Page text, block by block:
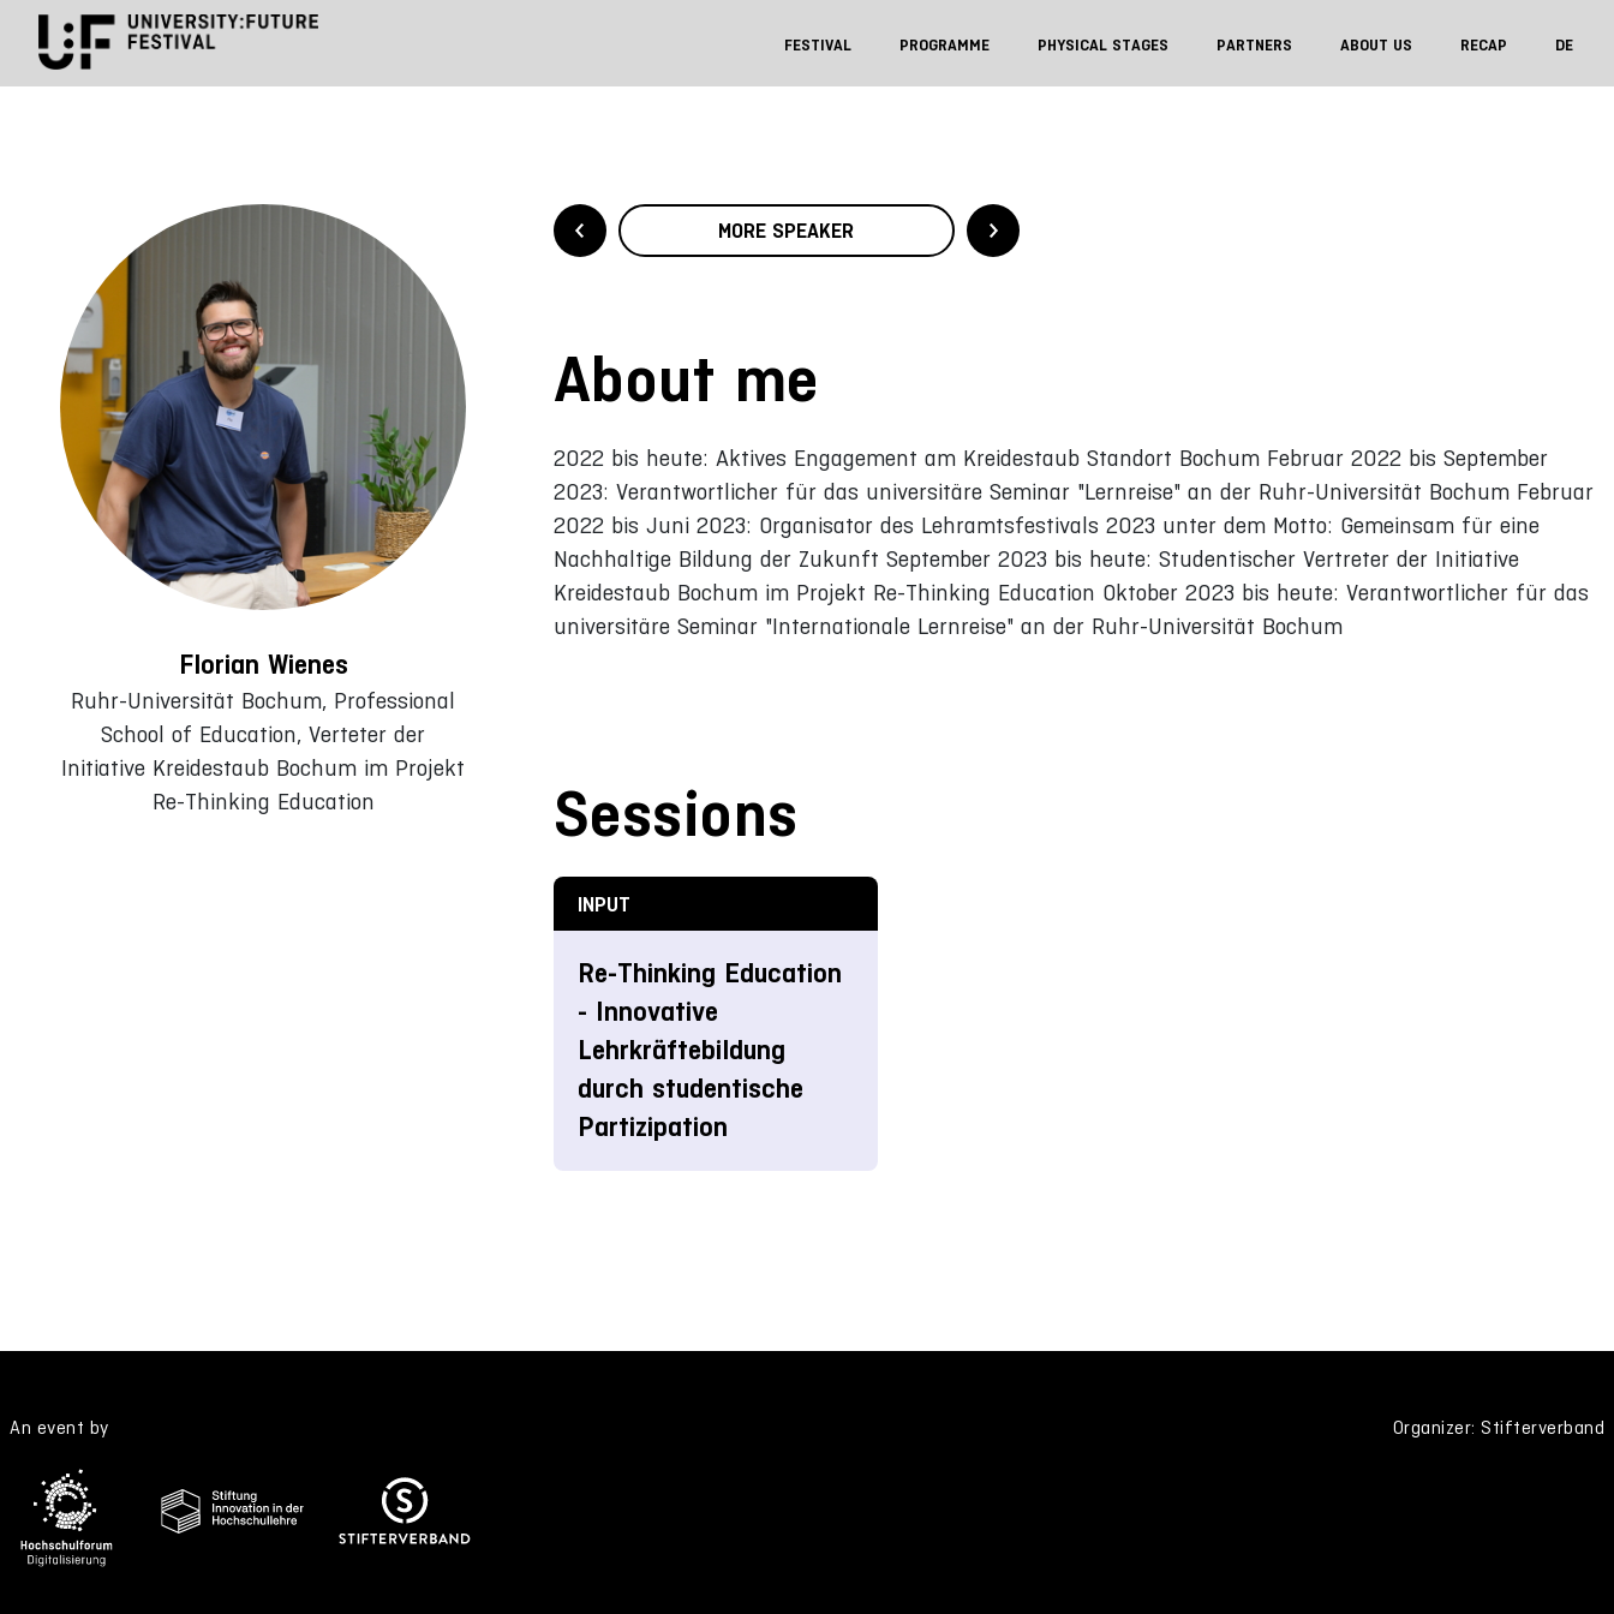
FESTIVAL PROGRAMME PHYSICAL STAGES PARTNERS ABOUT US RECAP DE
Florian Wienes
Ruhr-Universität Bochum, Professional
School of Education, Verteter der
Initiative Kreidestaub Bochum im Projekt
Re-Thinking Education
MORE SPEAKER
About me
2022 bis heute: Aktives Engagement am Kreidestaub Standort Bochum Februar 2022 bis September
2023: Verantwortlicher für das universitäre Seminar "Lernreise" an der Ruhr-Universität Bochum Februar
2022 bis Juni 2023: Organisator des Lehramtsfestivals 2023 unter dem Motto: Gemeinsam für eine
Nachhaltige Bildung der Zukunft September 2023 bis heute: Studentischer Vertreter der Initiative
Kreidestaub Bochum im Projekt Re-Thinking Education Oktober 2023 bis heute: Verantwortlicher für das
universitäre Seminar "Internationale Lernreise" an der Ruhr-Universität Bochum
Sessions
INPUT
Re-Thinking Education
- Innovative
Lehrkräftebildung
durch studentische
Partizipation
An event by Organizer: Stifterverband